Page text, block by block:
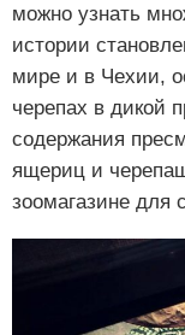
можно узнать
истории
мире и в Чехии,
черепах в дикой
содержания
ящериц и
зоомагазине для